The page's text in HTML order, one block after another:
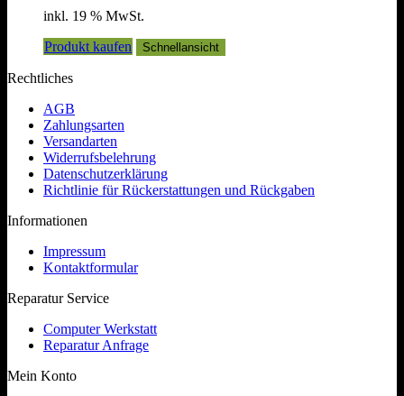
inkl. 19 % MwSt.
Produkt kaufen
Schnellansicht
Rechtliches
AGB
Zahlungsarten
Versandarten
Widerrufsbelehrung
Datenschutzerklärung
Richtlinie für Rückerstattungen und Rückgaben
Informationen
Impressum
Kontaktformular
Reparatur Service
Computer Werkstatt
Reparatur Anfrage
Mein Konto